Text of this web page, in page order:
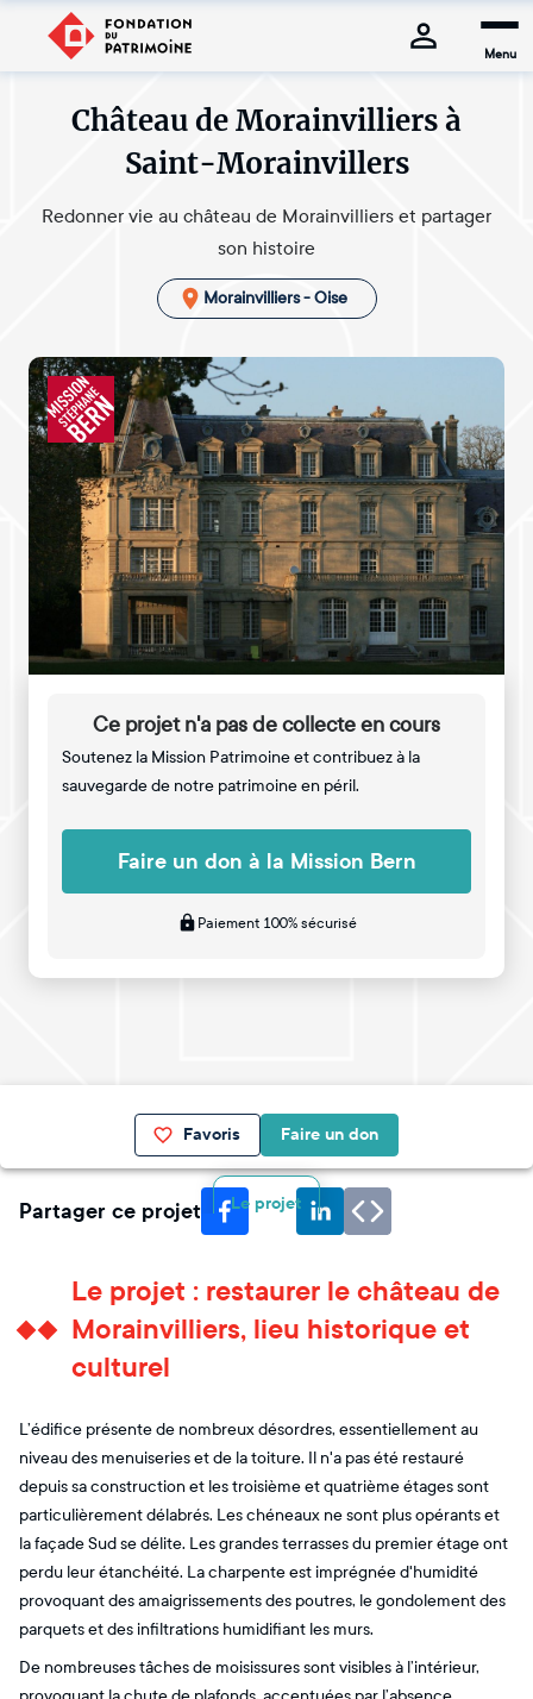
Menu
Château de Morainvilliers à
Saint-Morainvillers
Redonner vie au château de Morainvilliers et partager
son histoire
Morainvilliers - Oise
Ce projet n'a pas de collecte en cours
Soutenez la Mission Patrimoine et contribuez à la
sauvegarde de notre patrimoine en péril.
Faire un don à la Mission Bern
Paiement 100% sécurisé
Favoris Faire un don
Le projet
Partager ce projet
Le projet : restaurer le château de
Morainvilliers, lieu historique et
culturel
L’édifice présente de nombreux désordres, essentiellement au
niveau des menuiseries et de la toiture. Il n'a pas été restauré
depuis sa construction et les troisième et quatrième étages sont
particulièrement délabrés. Les chéneaux ne sont plus opérants et
la façade Sud se délite. Les grandes terrasses du premier étage ont
perdu leur étanchéité. La charpente est imprégnée d'humidité
provoquant des amaigrissements des poutres, le gondolement des
parquets et des infiltrations humidifiant les murs.
De nombreuses tâches de moisissures sont visibles à l’intérieur,